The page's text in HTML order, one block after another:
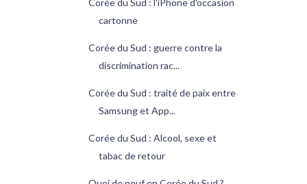
cartonne
Corée du Sud : guerre contre la
discrimination rac...
Corée du Sud : traité de paix entre
Samsung et App...
Corée du Sud : Alcool, sexe et
tabac de retour